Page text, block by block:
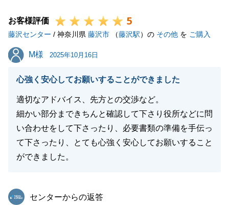
お近くですので、何かお困りごとがありましたらいつ
でもご連絡ください。
今後とも、宜しくお願いいたします。
閉じる
お客様評価 5
藤沢センター / 神奈川県 藤沢市 （藤沢駅）の その他 を ご購入
M様
M様 2025年10月16日
心強く安心してお願いすることができました
適切なアドバイス、先方との交渉など。
細かい部分まできちんと確認して下さり役所などに問
い合わせをして下さったり、必要書類の準備を手伝っ
て下さったり、とても心強く安心してお願いすること
ができました。
東急リバブル
センターからの返答